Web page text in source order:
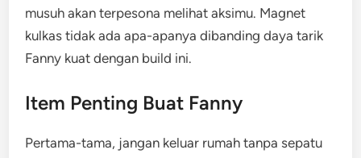
musuh akan terpesona melihat aksimu. Magnet
kulkas tidak ada apa-apanya dibanding daya tarik
Fanny kuat dengan build ini.
Item Penting Buat Fanny
Pertama-tama, jangan keluar rumah tanpa sepatu